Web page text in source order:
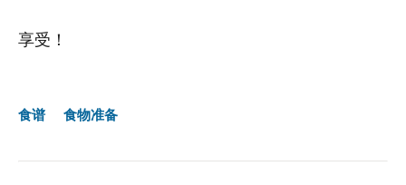
享受！
食谱 食物准备